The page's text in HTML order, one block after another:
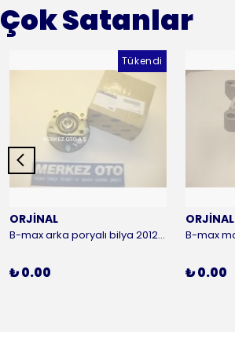
Çok Satanlar
Tükendi
ORJİNAL
B-max arka poryalı bilya 2012-2016 ORJİNAL
₺ 0.00
ORJİNAL
₺ 0.00